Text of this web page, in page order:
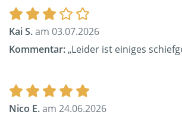
Kai S.am 03.07.2026
Kommentar:„Leider ist einiges
Nico E.am 24.06.2026